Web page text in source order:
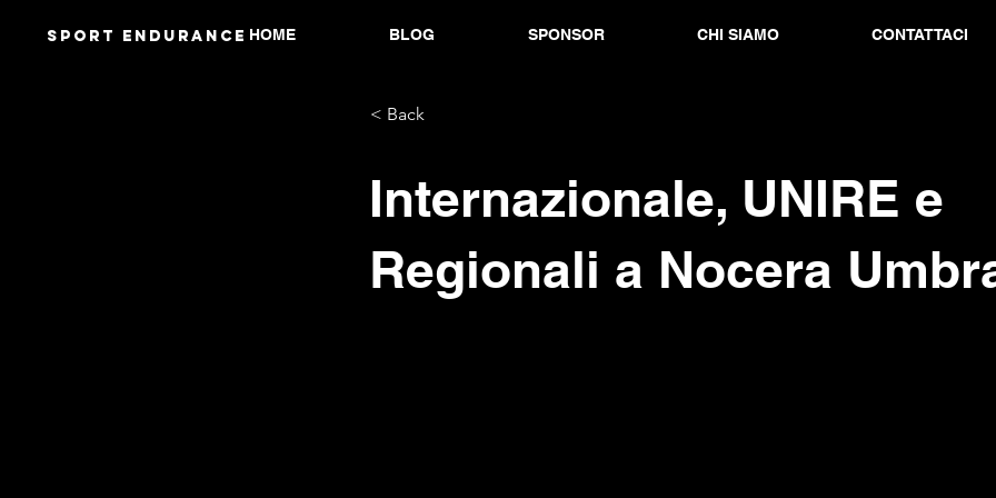
Sport endurANCE HOME BLOG SPONSOR CHI SIAMO CONTATTACI
< Back
Internazionale, UNIRE e
Regionali a Nocera